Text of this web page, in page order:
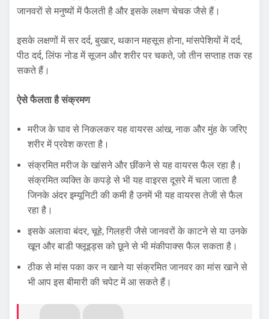
जानवरों से मनुष्यों में फैलती है और इसके लक्षण चेचक जैसे हैं।
इसके लक्षणों में सर दर्द, बुखार, थकान महसूस होना, मांसपेशियों में दर्द,
पीठ दर्द, लिंफ नोड में सूजन और शरीर पर चकते, जो तीन सप्ताह तक रह
सकते हैं।
ऐसे फैलता है संक्रमण
मरीज के घाव से निकलकर यह वायरस आंख, नाक और मुंह के जरिए
शरीर में प्रवेश करता है।
संक्रमित मरीज के खांसने और छींकने से यह वायरस फैल रहा है।
संक्रमित व्यक्ति के कपड़े से भी यह वाइरस दूसरे में चला जाता है
जिनके अंदर इम्यूनिटी की कमी है उनमें भी यह वायरस तेजी से फैल
रहा है।
इसके अलावा बंदर, चूहे, गिलहरी जैसे जानवरों के काटने से या उनके
खून और बाडी फ्लूइड्स को छूने से भी मंकीपाक्स फैल सकता है।
ठीक से मांस पका कर न खाने या संक्रमित जानवर का मांस खाने से
भी आप इस बीमारी की चपेट में आ सकते हैं।